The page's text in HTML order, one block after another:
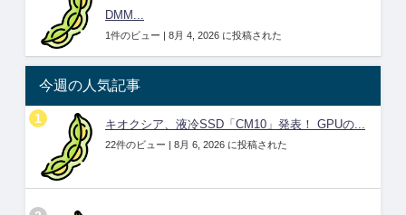
DMM...
1件のビュー | 8月 4, 2026 に投稿された
今週の人気記事
キオクシア、液冷SSD「CM10」発表！ GPUの...
22件のビュー | 8月 6, 2026 に投稿された